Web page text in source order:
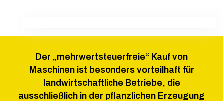
Der „mehrwertsteuerfreie“ Kauf von
Maschinen ist besonders vorteilhaft für
landwirtschaftliche Betriebe, die
ausschließlich in der pflanzlichen Erzeugung